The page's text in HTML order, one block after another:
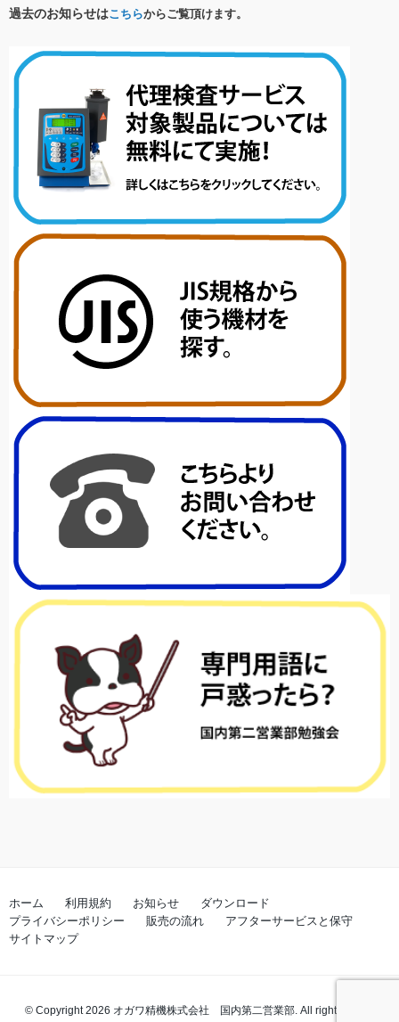
過去のお知らせはこちらからご覧頂けます。
ホーム 利用規約 お知らせ
ダウンロード
プライバシーポリシー
販売の流れ
アフターサービスと保守
サイトマップ
© Copyright 2026 オガワ精機株式会社 国内第二営業部. All rights reserved.